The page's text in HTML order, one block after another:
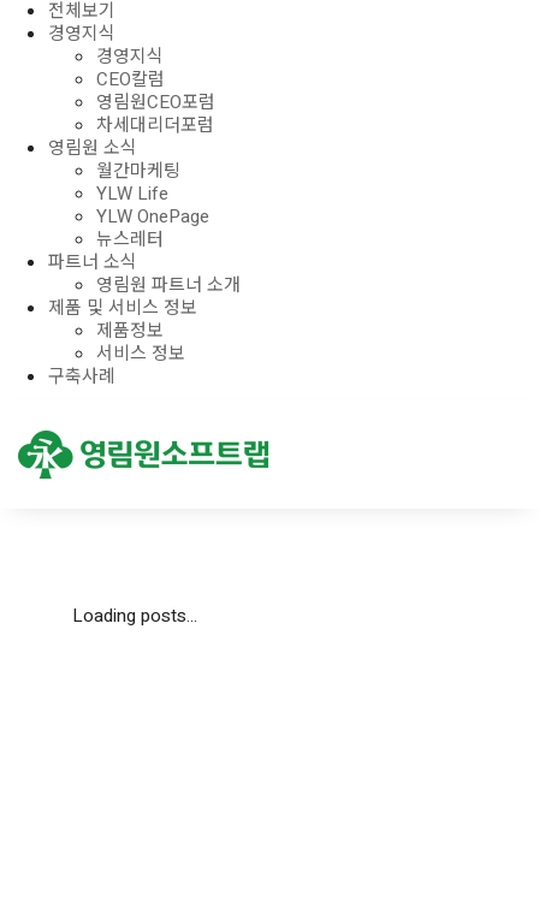
전체보기
경영지식
경영지식
CEO칼럼
영림원CEO포럼
차세대리더포럼
영림원 소식
월간마케팅
YLW Life
YLW OnePage
뉴스레터
파트너 소식
영림원 파트너 소개
제품 및 서비스 정보
제품정보
서비스 정보
구축사례
Loading posts...